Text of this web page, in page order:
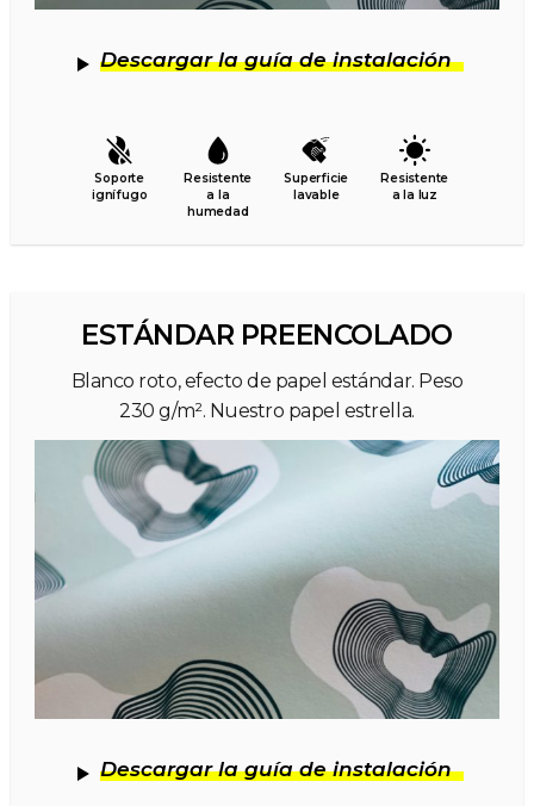
Descargar la guía de instalación
Soporte
ignífugo
Resistente
a la
humedad
Superficie
lavable
Resistente
a la luz
ESTÁNDAR PREENCOLADO
Blanco roto, efecto de papel estándar. Peso
230 g/m². Nuestro papel estrella.
Descargar la guía de instalación